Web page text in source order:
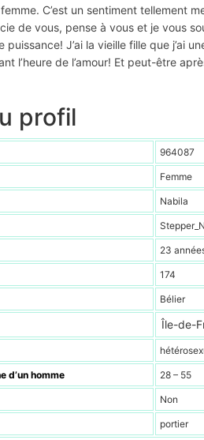
C’est un sentiment tellement
de vous, pense à vous et je vous
puissance! J’ai la vieille fille que j’ai
l’heure de l’amour! Et peut-être
profil
964087
Femme
Nabila
23
174
Bélier
Île-de-
d’un homme 28 – 55
Non
portier